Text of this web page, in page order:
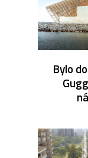
Bylo